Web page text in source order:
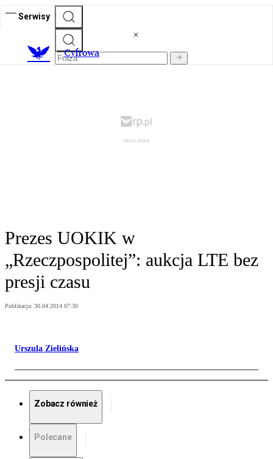
Serwisy
Cyfrowa
Prezes UOKIK w
„Rzeczpospolitej”: aukcja LTE bez
presji czasu
Publikacja: 30.04.2014 07:30
Urszula Zielińska
Zobacz również
Polecane